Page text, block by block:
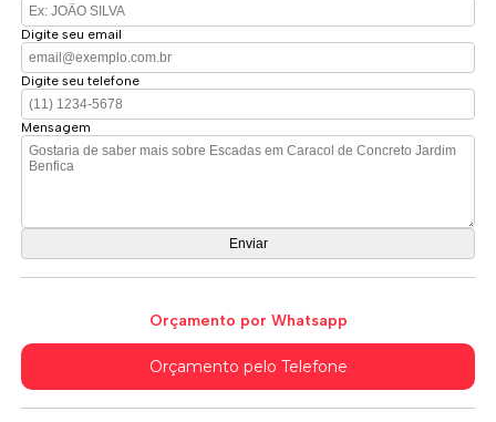
Digite seu email
Digite seu telefone
Mensagem
Orçamento por Whatsapp
Orçamento pelo Telefone